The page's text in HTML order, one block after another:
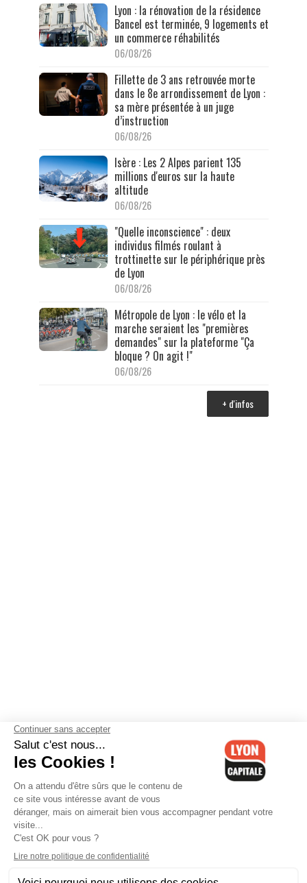
Lyon : la rénovation de la résidence
Bancel est terminée, 9 logements et
un commerce réhabilités
06/08/26
Fillette de 3 ans retrouvée morte
dans le 8e arrondissement de Lyon :
sa mère présentée à un juge
d’instruction
06/08/26
Isère : Les 2 Alpes parient 135
millions d'euros sur la haute
altitude
06/08/26
"Quelle inconscience" : deux
individus filmés roulant à
trottinette sur le périphérique près
de Lyon
06/08/26
Métropole de Lyon : le vélo et la
marche seraient les "premières
demandes" sur la plateforme "Ça
bloque ? On agit !"
06/08/26
+ d'infos